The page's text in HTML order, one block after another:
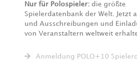
Nur für Polospieler: die größte
Spielerdatenbank der Welt. Jetzt
und Ausschreibungen und
von Veranstaltern weltweit
Anmeldung POLO+10